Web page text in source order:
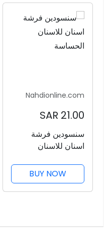
Nahdionline.com
21.00 SAR
سنسودين فرشة
اسنان للاسنان
BUY NOW